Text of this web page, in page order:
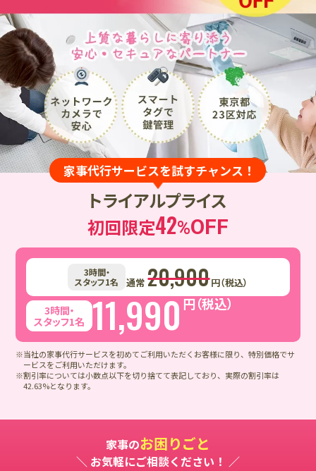
家事代行サービスを試すチャンス！
トライアルプライス
初回限定42%OFF
3時間・
スタッフ1名
通常 20,900円（税込）
3時間・
スタッフ1名
11,990円（税込）
※当社の家事代行サービスを初めてご利用いただくお客様に限り、特別価格でサ
ービスをご利用いただけます。
※割引率については小数点以下を切り捨てて表記しており、実際の割引率は
42.63%となります。
家事のお困りごと
＼ お気軽にご相談ください！ ／